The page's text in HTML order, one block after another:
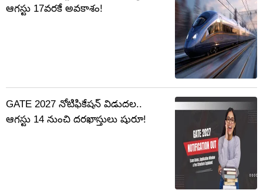
ఆగస్టు 17వరకే అవకాశం!
GATE 2027 నోటిఫికేషన్‌ విడుదల..
ఆగస్టు 14 నుంచి దరఖాస్తులు షురూ!